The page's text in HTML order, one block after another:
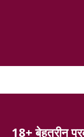
18+ बेहतरीन